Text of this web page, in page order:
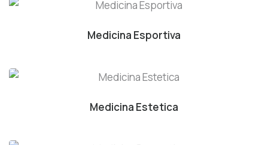
Medicina Esportiva
Medicina Estetica